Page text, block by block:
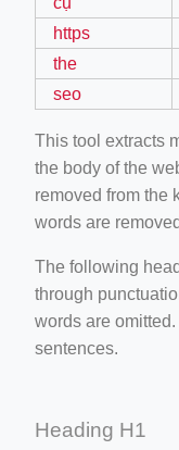
https
the
seo
This tool extracts
the body of the
removed from the
words are
The following
through
words are
sentences.
Heading H1